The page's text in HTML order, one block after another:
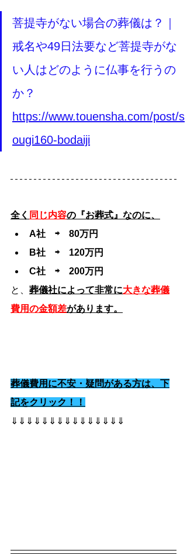
菩提寺がない場合の葬儀は？｜
戒名や49日法要など菩提寺がな
い人はどのように仏事を行うの
か？
https://www.touensha.com/post/s
ougi160-bodaiji
全く 同じ内容の『お葬式』なのに、
A社　⇨　80万円
B社　⇨　120万円
C社　⇨　200万円
と、 葬儀社によって非常に大きな葬儀
費用の金額差があります。
葬儀費用に不安・疑問がある方は、下
記をクリック！！
⇓⇓⇓⇓⇓⇓⇓⇓⇓⇓⇓⇓⇓⇓⇓